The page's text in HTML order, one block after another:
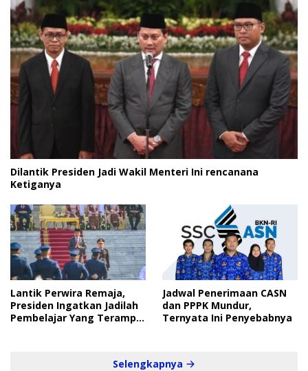
Dilantik Presiden Jadi Wakil Menteri Ini rencanana
Ketiganya
Lantik Perwira Remaja,
Presiden Ingatkan Jadilah
Pembelajar Yang Terampil
Jadwal Penerimaan CASN
dan PPPK Mundur,
Ternyata Ini Penyebabnya
Selengkapnya